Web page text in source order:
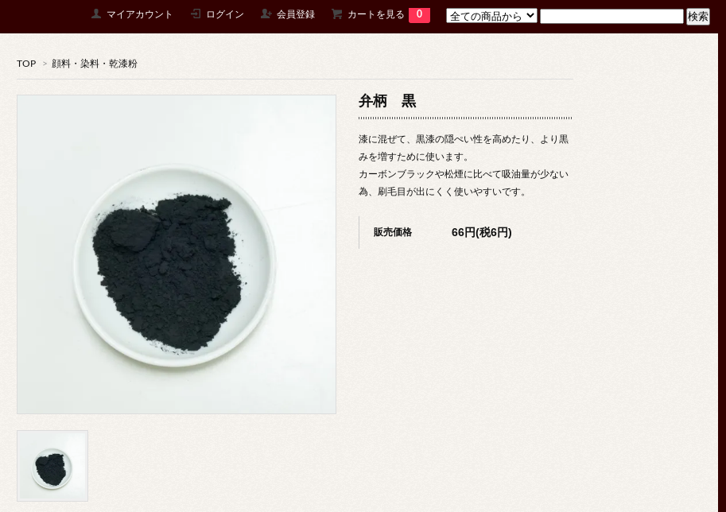
マイアカウント ログイン 会員登録 カートを見る 0
TOP > 顔料・染料・乾漆粉
弁柄 黒
漆に混ぜて、黒漆の隠ぺい性を高めたり、より黒
みを増すために使います。
カーボンブラックや松煙に比べて吸油量が少ない
為、刷毛目が出にくく使いやすいです。
販売価格 66円(税6円)